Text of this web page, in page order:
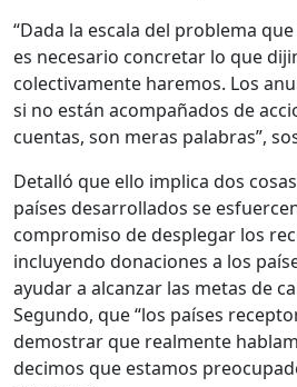
“Dada la escala del problema
es necesario concretar lo que
colectivamente haremos. Los
si no están acompañados de
cuentas, son meras palabras”,
Detalló que ello implica dos
países desarrollados se
compromiso de desplegar los
incluyendo donaciones a los
ayudar a alcanzar las metas de
Segundo, que “los países
demostrar que realmente
decimos que estamos